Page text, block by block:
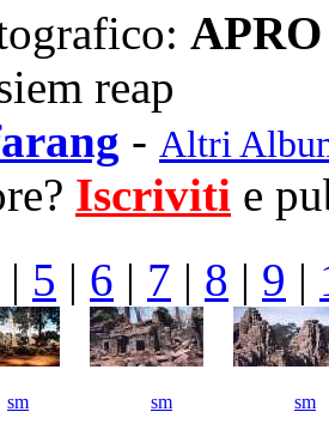
reap
- Altri
Iscriviti e
| 5 | 6 | 7 | 8 | 9 |
sm sm sm